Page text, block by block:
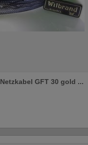
Netzkabel GFT 30 gold ...